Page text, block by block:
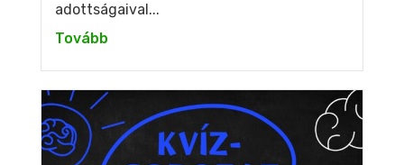
adottságaival...
Tovább